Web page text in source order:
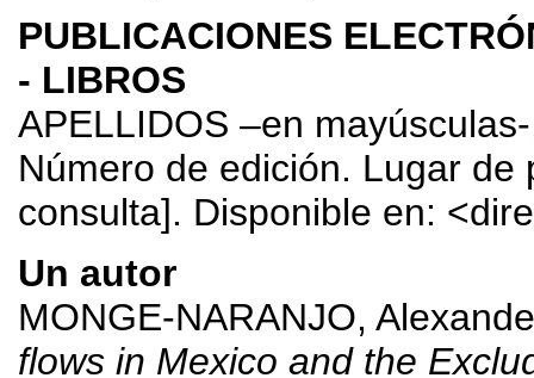
PUBLICACIONES
- LIBROS
APELLIDOS –en
Número de edición. Lugar
consulta]. Disponible en:
Un autor
MONGE-NARANJO,
flows in Mexico and the